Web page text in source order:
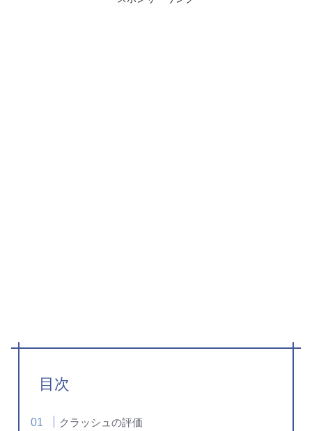
目次
クラッシュの評価